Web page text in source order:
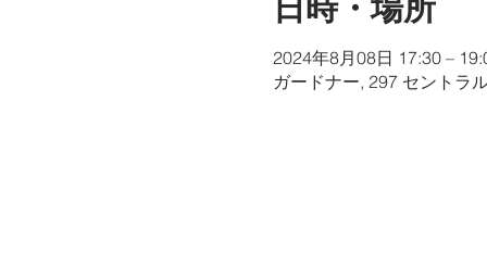
日時・場所
2024年8月08日 17:30 –
ガードナー, 297 セントラ